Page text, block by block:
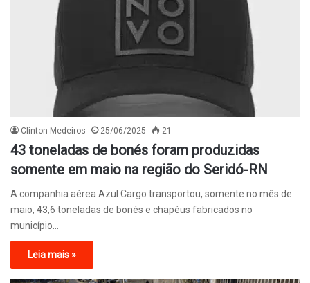
Clinton Medeiros 25/06/2025 21
43 toneladas de bonés foram produzidas
somente em maio na região do Seridó-RN
A companhia aérea Azul Cargo transportou, somente no mês de
maio, 43,6 toneladas de bonés e chapéus fabricados no
município…
Leia mais »